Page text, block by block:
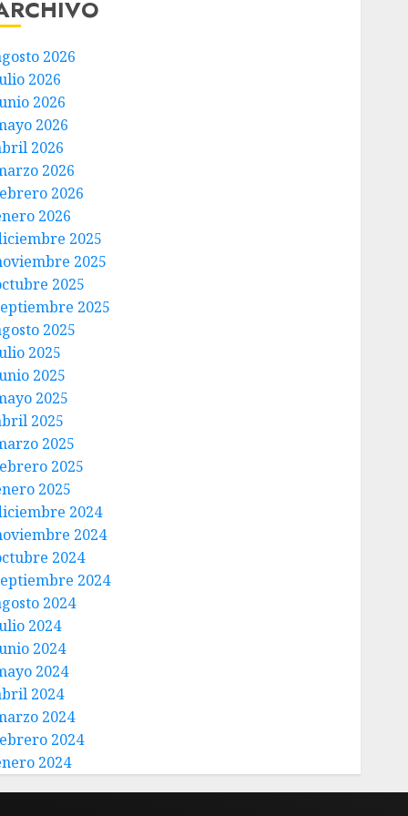
2026
2026
2026
2026
2026
2026
2026
2026
2025
2025
2025
2025
2025
2025
2025
2025
2025
2025
2025
2025
2024
2024
2024
2024
2024
2024
2024
2024
2024
2024
2024
2024